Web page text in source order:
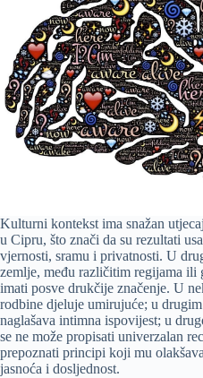
Kulturni kontekst ima snažan
u Cipru, što znači da su rezultati
vjernosti, sramu i privatnosti. U
zemlje, među različitim regijama ili
imati posve drukčije značenje. U
rodbine djeluje umirujuće; u
naglašava intimna ispovijest; u
se ne može propisati univerzalan
prepoznati principi koji mu
jasnoća i dosljednost.